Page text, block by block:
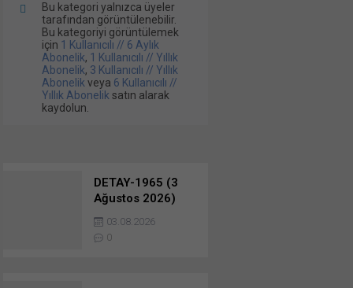
Bu kategori yalnızca üyeler
tarafından görüntülenebilir.
Bu kategoriyi görüntülemek
için 1 Kullanıcılı // 6 Aylık
Abonelik, 1 Kullanıcılı // Yıllık
Abonelik, 3 Kullanıcılı // Yıllık
Abonelik veya 6 Kullanıcılı //
Yıllık Abonelik satın alarak
kaydolun.
DETAY-1965 (3
Ağustos 2026)
Komple Tesis
İhaleleri…
03.08.2026
0